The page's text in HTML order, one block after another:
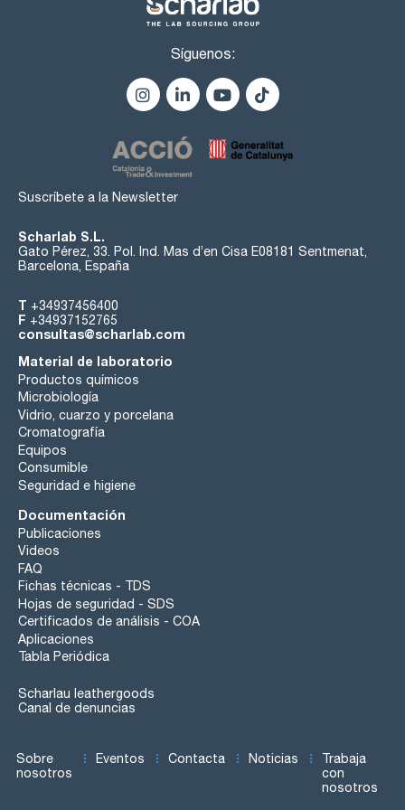
Síguenos:
Suscríbete a la Newsletter
Scharlab S.L.
Gato Pérez, 33. Pol. Ind. Mas d’en Cisa E08181 Sentmenat,
Barcelona, España
T +34937456400
F +34937152765
consultas@scharlab.com
Material de laboratorio
Productos químicos
Microbiología
Vidrio, cuarzo y porcelana
Cromatografía
Equipos
Consumible
Seguridad e higiene
Documentación
Publicaciones
Videos
FAQ
Fichas técnicas - TDS
Hojas de seguridad - SDS
Certificados de análisis - COA
Aplicaciones
Tabla Periódica
Scharlau leathergoods
Canal de denuncias
Sobre
nosotros
Eventos Contacta Noticias
Trabaja
con
nosotros